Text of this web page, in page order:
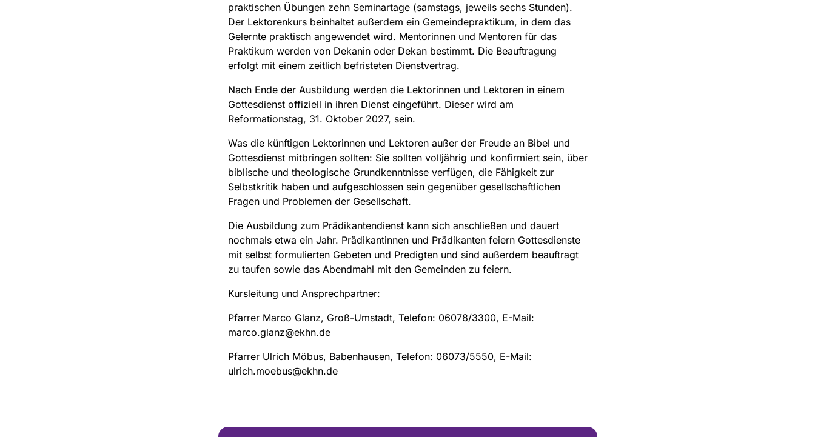
praktischen Übungen zehn Seminartage (samstags, jeweils sechs Stunden).
Der Lektorenkurs beinhaltet außerdem ein Gemeindepraktikum, in dem das
Gelernte praktisch angewendet wird. Mentorinnen und Mentoren für das
Praktikum werden von Dekanin oder Dekan bestimmt. Die Beauftragung
erfolgt mit einem zeitlich befristeten Dienstvertrag.
Nach Ende der Ausbildung werden die Lektorinnen und Lektoren in einem
Gottesdienst offiziell in ihren Dienst eingeführt. Dieser wird am
Reformationstag, 31. Oktober 2027, sein.
Was die künftigen Lektorinnen und Lektoren außer der Freude an Bibel und
Gottesdienst mitbringen sollten: Sie sollten volljährig und konfirmiert sein, über
biblische und theologische Grundkenntnisse verfügen, die Fähigkeit zur
Selbstkritik haben und aufgeschlossen sein gegenüber gesellschaftlichen
Fragen und Problemen der Gesellschaft.
Die Ausbildung zum Prädikantendienst kann sich anschließen und dauert
nochmals etwa ein Jahr. Prädikantinnen und Prädikanten feiern Gottesdienste
mit selbst formulierten Gebeten und Predigten und sind außerdem beauftragt
zu taufen sowie das Abendmahl mit den Gemeinden zu feiern.
Kursleitung und Ansprechpartner:
Pfarrer Marco Glanz, Groß-Umstadt, Telefon: 06078/3300, E-Mail:
marco.glanz@ekhn.de
Pfarrer Ulrich Möbus, Babenhausen, Telefon: 06073/5550, E-Mail:
ulrich.moebus@ekhn.de